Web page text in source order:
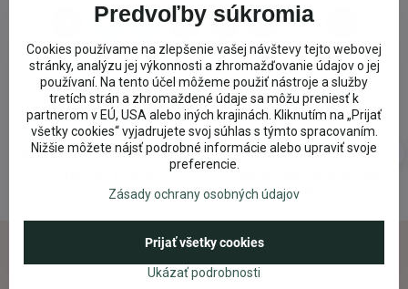
Pinterest
mail
Starostlivo vyberáme značky, Viac ako 20 rokov
starostlivosť​.
Predvoľby súkromia
Cookies používame na zlepšenie vašej návštevy tejto webovej
stránky, analýzu jej výkonnosti a zhromažďovanie údajov o jej
používaní. Na tento účel môžeme použiť nástroje a služby
tretích strán a zhromaždené údaje sa môžu preniesť k
partnerom v EÚ, USA alebo iných krajinách. Kliknutím na „Prijať
všetky cookies“ vyjadrujete svoj súhlas s týmto spracovaním.
Nižšie môžete nájsť podrobné informácie alebo upraviť svoje
preferencie.
Zásady ochrany osobných údajov
Ukázať podrobnosti
Prijať všetky cookies